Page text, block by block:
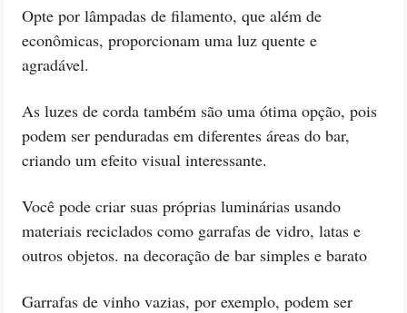
Opte por lâmpadas de filamento, que além de
econômicas, proporcionam uma luz quente e
agradável.
As luzes de corda também são uma ótima opção, pois
podem ser penduradas em diferentes áreas do bar,
criando um efeito visual interessante.
Você pode criar suas próprias luminárias usando
materiais reciclados como garrafas de vidro, latas e
outros objetos. na decoração de bar simples e barato
Garrafas de vinho vazias, por exemplo, podem ser